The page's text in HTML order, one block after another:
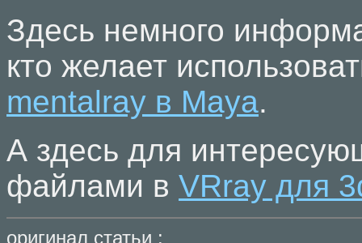
Здесь немного
кто желает
mentalray в Maya.
А здесь для
файлами в VRray для
оригинал статьи :